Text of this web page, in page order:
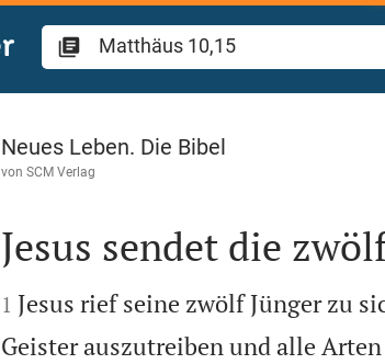
Matthäus 10
Neues Leben. Die Bibel
von SCM Verlag

Jesus sendet die

1 Jesus rief seine zwölf Jünger zu
Geister auszutreiben und alle